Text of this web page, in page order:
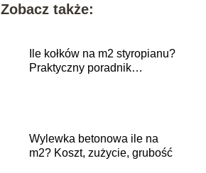
Zobacz także:
Ile kołków na m2 styropianu?
Praktyczny poradnik
Wylewka betonowa ile na
m2? Koszt, zużycie, grubość